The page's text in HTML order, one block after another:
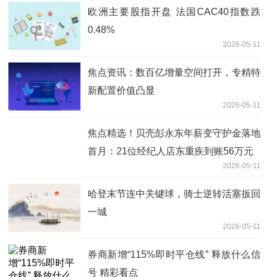
欧洲主要股指开盘 法国CAC40指数跌
0.48%
2026-05-11
焦点资讯：数百亿增量空间打开，专精特
新配置价值凸显
2026-05-11
焦点精选！贝壳彭永东年薪变守护金落地
首月：21位经纪人店东重疾到账56万元
2026-05-11
哈登末节连中关键球，骑士逆转活塞扳回
一城
2026-05-11
券商新增“115%即时平仓线” 释放什么信
号 精彩看点